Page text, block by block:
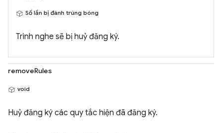
Số lần bị đánh trúng bóng
Trình nghe sẽ bị huỷ đăng ký.
removeRules
void
Huỷ đăng ký các quy tắc hiện đã đăng ký.